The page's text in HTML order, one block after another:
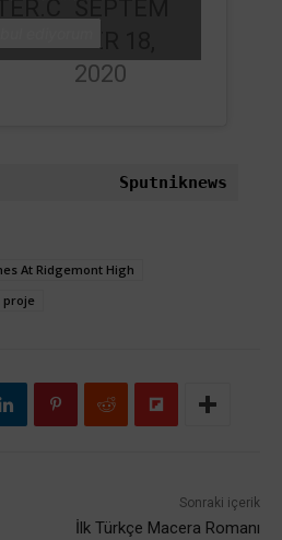
SEPTEM
2020
Sputniknews
At Ridgemont High
proje
Sonraki içerik
İlk Türkçe Macera Romanı